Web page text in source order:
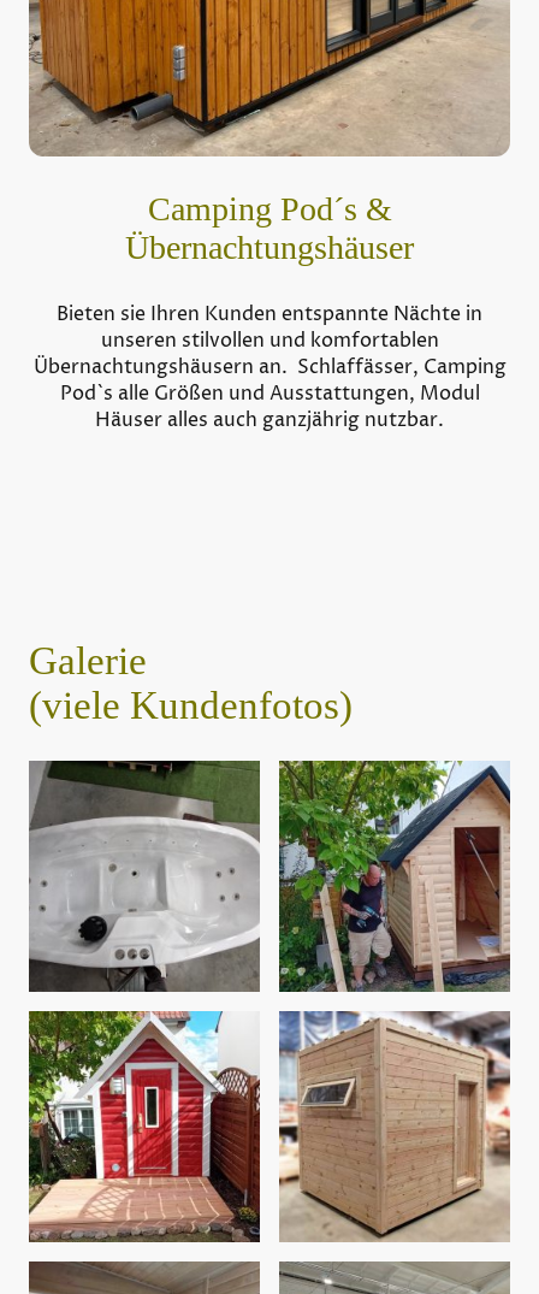
Camping Pod´s &
Übernachtungshäuser
Bieten sie Ihren Kunden entspannte Nächte in
unseren stilvollen und komfortablen
Übernachtungshäusern an. Schlaffässer, Camping
Pod`s alle Größen und Ausstattungen, Modul
Häuser alles auch ganzjährig nutzbar.
Galerie
(viele Kundenfotos)